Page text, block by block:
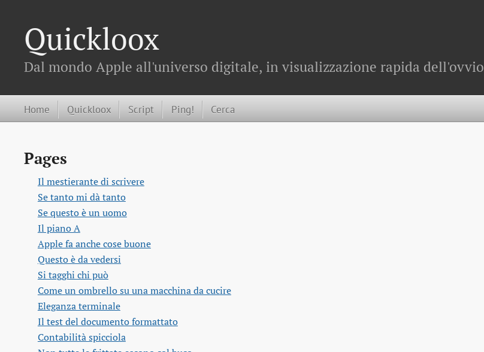
Quickloox
Dal mondo Apple all'universo digitale, in visualizzazione rapida dell'ovvio
Home Quickloox Script Ping! Cerca
Pages
Il mestierante di scrivere
Se tanto mi dà tanto
Se questo è un uomo
Il piano A
Apple fa anche cose buone
Questo è da vedersi
Si tagghi chi può
Come un ombrello su una macchina da cucire
Eleganza terminale
Il test del documento formattato
Contabilità spicciola